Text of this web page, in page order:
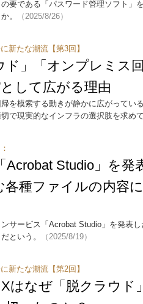
要である「パスワード管理ソフト」
。
（2025/8/26）
新たな潮流【第3回】
ド」「オンプレミス
として広がる理由
を模索する動きが静かに広がってい
で現実的なインフラの選択肢を求め
Acrobat Studio」を
各種ファイルの内容
サービス「Acrobat Studio」を発表
という。
（2025/8/19）
新たな潮流【第2回】
はなぜ「脱クラウド